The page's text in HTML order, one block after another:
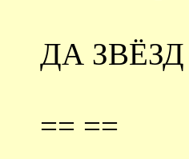
ДА
== ==